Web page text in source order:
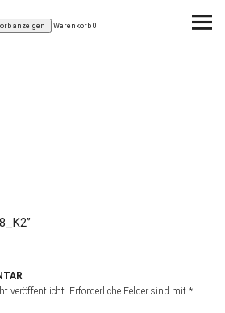
anzeigen Warenkorb 0
”
veröffentlicht. Erforderliche Felder sind mit*